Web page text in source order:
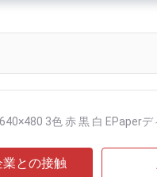
3色 赤 黒 白 EPaper
業との接触